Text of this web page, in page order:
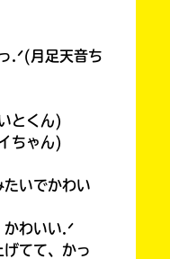
月足天音ち
とくん)
ちゃん)
たいでかわい
かわいい.ᐟ
てて、かっ